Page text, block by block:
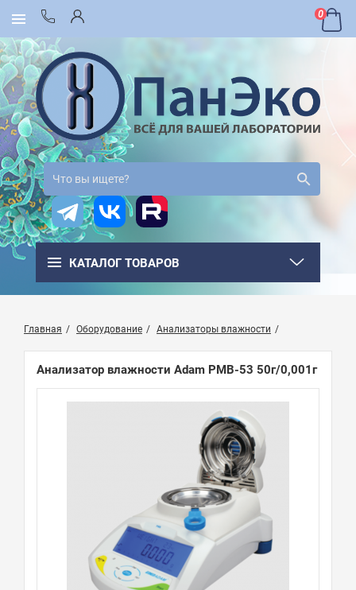
0
КАТАЛОГ ТОВАРОВ
Главная Оборудование Анализаторы влажности
Анализатор влажности Adam PMB-53 50г/0,001г